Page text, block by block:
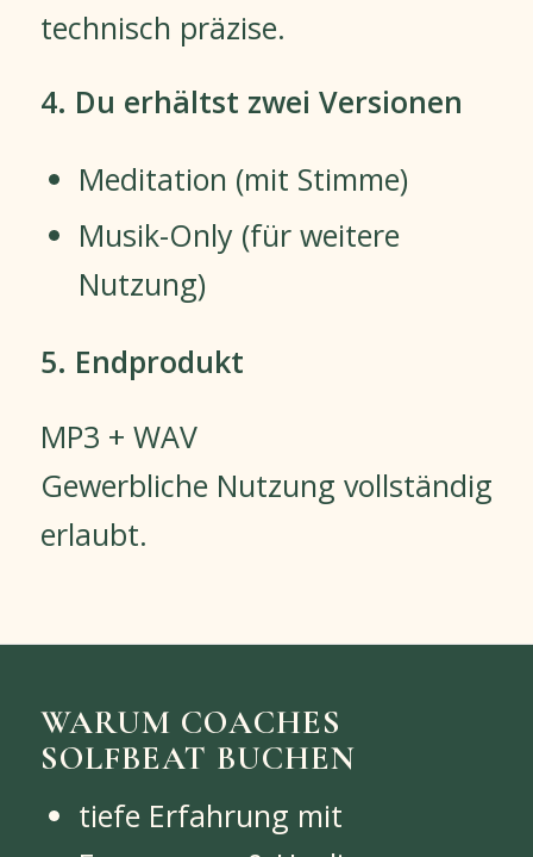
technisch präzise.
4. Du erhältst zwei Versionen
Meditation (mit Stimme)
Musik-Only (für weitere
Nutzung)
5. Endprodukt
MP3 + WAV
Gewerbliche Nutzung vollständig
erlaubt.
WARUM COACHES
SOLFBEAT BUCHEN
tiefe Erfahrung mit